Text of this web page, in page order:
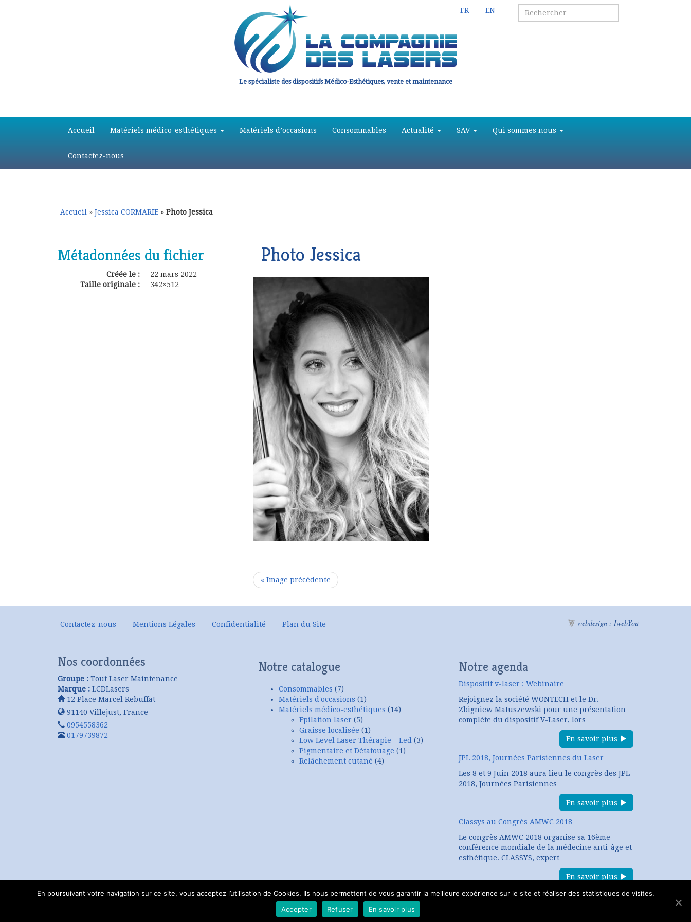
Le spécialiste des dispositifs Médico-Esthétiques, vente et maintenance
principal
secondaire
Accueil Matériels médico-esthétiques Matériels d’occasions Consommables Actualité SAV Qui sommes nous
Contactez-nous
FR EN
Accueil » Jessica CORMARIE » Photo Jessica
Photo Jessica
« Image précédente
Métadonnées du fichier
Créée le :
22 mars 2022
Taille originale :
342×512
Contactez-nous Mentions Légales Confidentialité Plan du Site webdesign : IwebYou
Nos coordonnées
Groupe : Tout Laser Maintenance
Marque : LCDLasers
12 Place Marcel Rebuffat
91140 Villejust, France
0954558362
0179739872
Notre catalogue
Consommables (7)
Matériels d'occasions (1)
Matériels médico-esthétiques (14)
Epilation laser (5)
Graisse localisée (1)
Low Level Laser Thérapie – Led (3)
Pigmentaire et Détatouage (1)
Relâchement cutané (4)
Notre agenda
Dispositif v-laser : Webinaire
Rejoignez la société WONTECH et le Dr.
Zbigniew Matuszewski pour une présentation
complète du dispositif V-Laser, lors…
En savoir plus
JPL 2018, Journées Parisiennes du Laser
Les 8 et 9 Juin 2018 aura lieu le congrès des JPL
2018, Journées Parisiennes…
En savoir plus
Classys au Congrès AMWC 2018
Le congrès AMWC 2018 organise sa 16ème
conférence mondiale de la médecine anti-âge et
esthétique. CLASSYS, expert…
En savoir plus
Copyright © 2026 www.lcdlasers.com - Tout droits réservés
En poursuivant votre navigation sur ce site, vous acceptez l’utilisation de Cookies. Ils nous permettent de vous garantir la meilleure expérience sur le site et réaliser des statistiques de visites.
Accepter
Refuser En savoir plus